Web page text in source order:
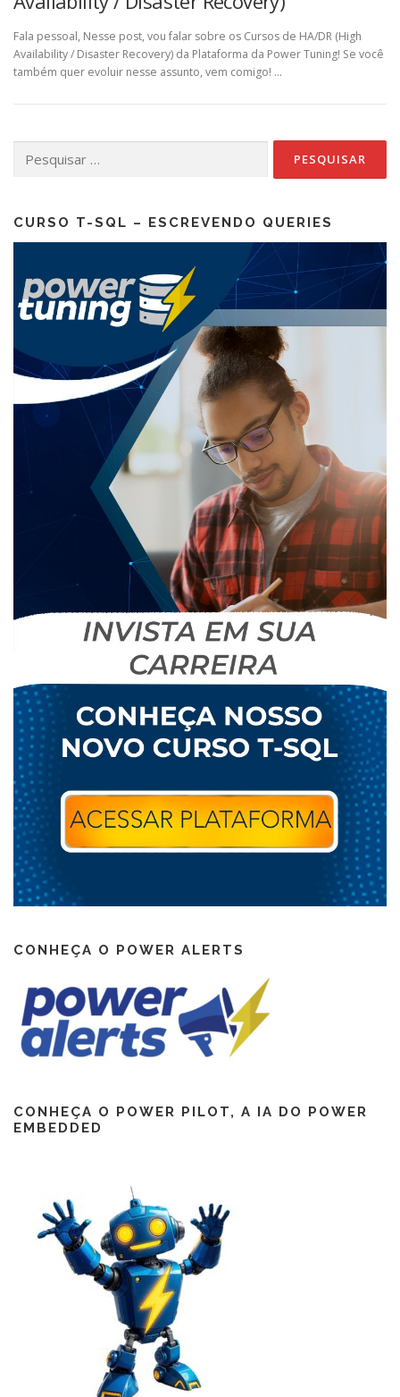
Fala pessoal, Nesse post, vou falar sobre os Cursos de HA/DR (High
Availability / Disaster Recovery) da Plataforma da Power Tuning! Se você
também quer evoluir nesse assunto, vem comigo! …
por:
CURSO T-SQL – ESCREVENDO QUERIES
CONHEÇA O POWER ALERTS
CONHEÇA O POWER PILOT, A IA DO POWER
EMBEDDED